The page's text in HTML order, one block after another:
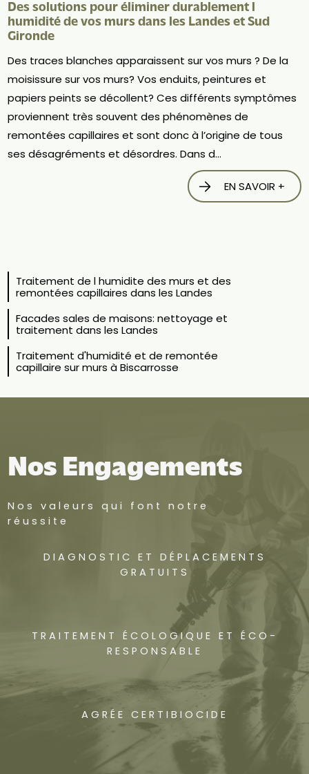
Des solutions pour éliminer durablement l
humidité de vos murs dans les Landes et Sud
Gironde
Des traces blanches apparaissent sur vos murs ? De la
moisissure sur vos murs? Vos enduits, peintures et
papiers peints se décollent? Ces différents symptômes
proviennent très souvent des phénomènes de
remontées capillaires et sont donc à l’origine de tous
ses désagréments et désordres. Dans d...
EN SAVOIR +
Traitement de l humidite des murs et des
remontées capillaires dans les Landes
Facades sales de maisons: nettoyage et
traitement dans les Landes
Traitement d'humidité et de remontée
capillaire sur murs à Biscarrosse
Nos Engagements
Nos valeurs qui font notre
réussite
DIAGNOSTIC ET DÉPLACEMENTS
GRATUITS
TRAITEMENT ÉCOLOGIQUE ET ÉCO-
RESPONSABLE
AGRÉE CERTIBIOCIDE